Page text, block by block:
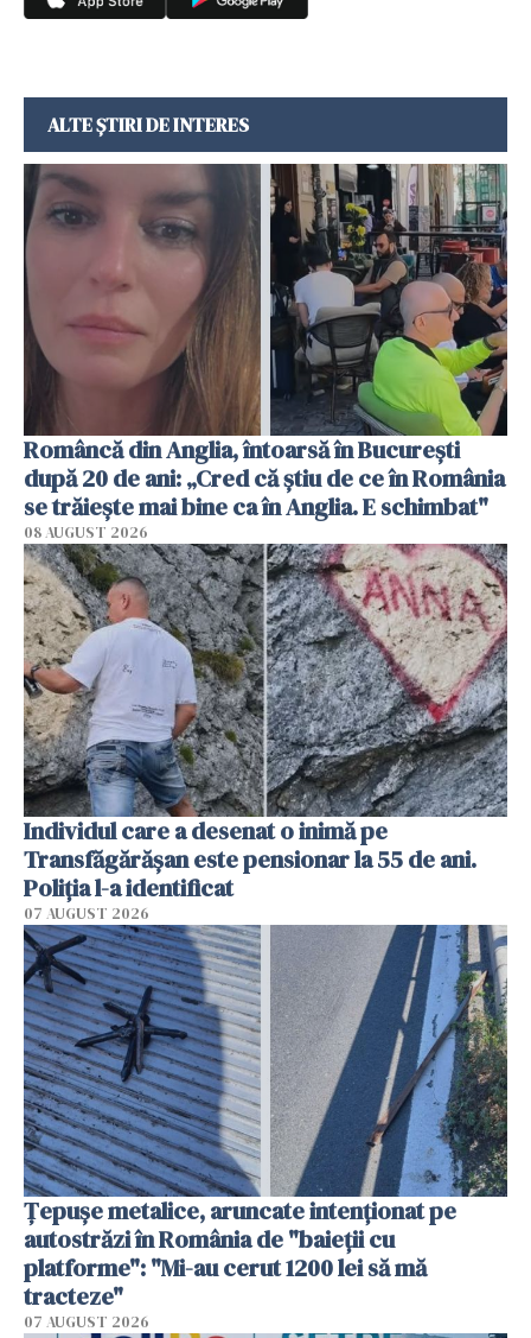
ALTE ȘTIRI DE INTERES
Româncă din Anglia, întoarsă în București
după 20 de ani: „Cred că știu de ce în România
se trăiește mai bine ca în Anglia. E schimbat"
08 AUGUST 2026
Individul care a desenat o inimă pe
Transfăgărășan este pensionar la 55 de ani.
Poliția l-a identificat
07 AUGUST 2026
Țepușe metalice, aruncate intenționat pe
autostrăzi în România de "baieții cu
platforme": "Mi-au cerut 1200 lei să mă
tracteze"
07 AUGUST 2026